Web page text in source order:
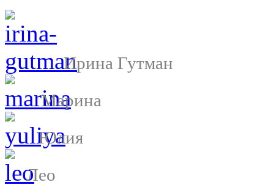
Ирина Гутман
Марина
Юлия
Лео